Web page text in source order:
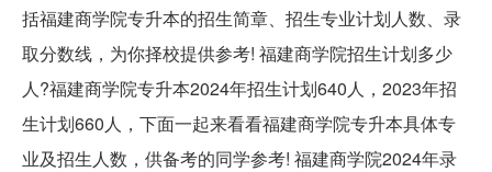
括福建商学院专升本的招生简章、招生专业计划人数、录
取分数线，为你择校提供参考! 福建商学院招生计划多少
人?福建商学院专升本2024年招生计划640人，2023年招
生计划660人，下面一起来看看福建商学院专升本具体专
业及招生人数，供备考的同学参考! 福建商学院2024年录